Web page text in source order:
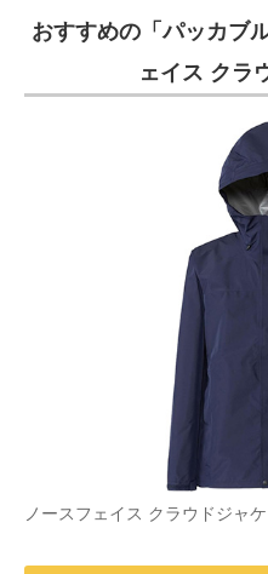
おすすめの「パッカブ
ェイス クラ
ノースフェイス クラウドジャケ